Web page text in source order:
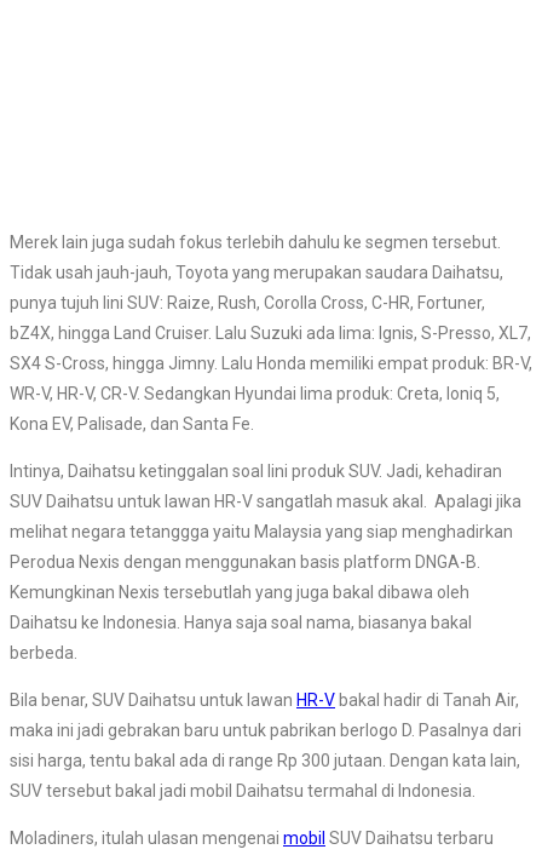
Merek lain juga sudah fokus terlebih dahulu ke segmen tersebut.
Tidak usah jauh-jauh, Toyota yang merupakan saudara Daihatsu,
punya tujuh lini SUV: Raize, Rush, Corolla Cross, C-HR, Fortuner,
bZ4X, hingga Land Cruiser. Lalu Suzuki ada lima: Ignis, S-Presso, XL7,
SX4 S-Cross, hingga Jimny. Lalu Honda memiliki empat produk: BR-V,
WR-V, HR-V, CR-V. Sedangkan Hyundai lima produk: Creta, Ioniq 5,
Kona EV, Palisade, dan Santa Fe.
Intinya, Daihatsu ketinggalan soal lini produk SUV. Jadi, kehadiran
SUV Daihatsu untuk lawan HR-V sangatlah masuk akal. Apalagi jika
melihat negara tetanggga yaitu Malaysia yang siap menghadirkan
Perodua Nexis dengan menggunakan basis platform DNGA-B.
Kemungkinan Nexis tersebutlah yang juga bakal dibawa oleh
Daihatsu ke Indonesia. Hanya saja soal nama, biasanya bakal
berbeda.
Bila benar, SUV Daihatsu untuk lawan HR-V bakal hadir di Tanah Air,
maka ini jadi gebrakan baru untuk pabrikan berlogo D. Pasalnya dari
sisi harga, tentu bakal ada di range Rp 300 jutaan. Dengan kata lain,
SUV tersebut bakal jadi mobil Daihatsu termahal di Indonesia.
Moladiners, itulah ulasan mengenai mobil SUV Daihatsu terbaru